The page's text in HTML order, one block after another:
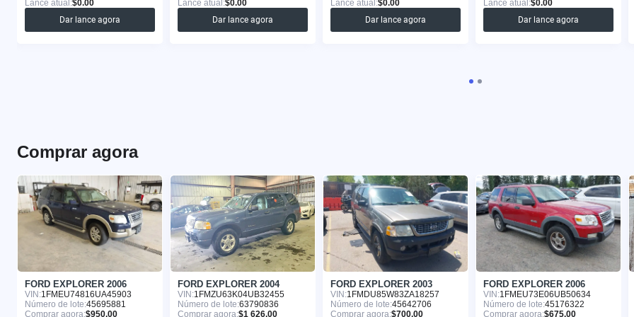
Lance atual:$0.00
Dar lance agora
Lance atual:$0.00
Dar lance agora
Lance atual:$0.00
Dar lance agora
Lance atual:$0.00
Dar lance agora
Comprar agora
FORD EXPLORER 2006
VIN:1FMEU74816UA45903
Número de lote:45695881
Comprar agora:$950.00
FORD EXPLORER 2004
VIN:1FMZU63K04UB32455
Número de lote:63790836
Comprar agora:$1 626.00
FORD EXPLORER 2003
VIN:1FMDU85W83ZA18257
Número de lote:45642706
Comprar agora:$700.00
FORD EXPLORER 2006
VIN:1FMEU73E06UB50634
Número de lote:45176322
Comprar agora:$675.00